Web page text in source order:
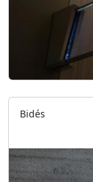
Bidés